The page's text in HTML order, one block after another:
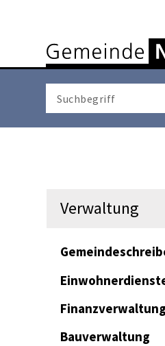
Navigieren
Schnellnavigation
Verwaltung
Finanzverwaltung
Bauverwaltung